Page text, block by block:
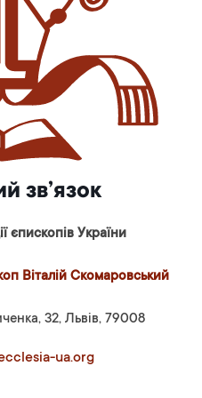
зв’язок
єпископів України
Віталій Скомаровський
32, Львів, 79008
ua.org